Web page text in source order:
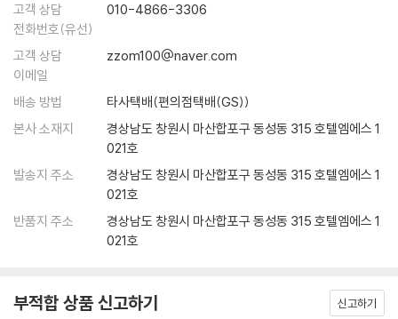
베스트셀러 소설가이자 가장 영향력 있는 사상가 중의 한 명인 움베르토
에코의 『추(醜)의 역사』가 전문 번역가 오숙은의 번역으로 열린책들에서
출간되었다. 전작 『미의 역사』가 "미"의 개념이 어떻게 변화해 왔는지를 규
명하고자 하였다면, 『추의 역사』는 시각 문화와 예술 작품 속의 아름답지
않은 것들, 즉 그로테스크한 것, 괴물 같은 것, 불쾌한 것과 같은 "추"의 개
"마녀", "죽음", "괴물" 등을 다룬 책들은 더러 있었지만, 이러한 것들을 추
축한 것은 사실상 첫 번째 시도가 아닐까 한다.
『추의 역사』는 전작인 『미의 역사』와 비교했을 때, 고대부터 현대까지 서
구의 미술 작품과 다양한 텍스트를 병치하는 체제 및 편집상의 공통점이
있지만, 책에 실린 수많은 추의 이미지가 우리가 흔히 접할 수 없는 작품들
온 역사를 이야기하기 때문에 전작에 비해 다루는 대상은 더욱 광범위하
다. 추 연구의 토대가 거의 전무한 까닭에 텍스트들은 주로 문학 작품 위주
고객 상담
전화번호(유선)
010-4866-3306
고객 상담
이메일
zzom100@naver.com
배송 방법
타사택배(편의점택배(GS))
본사 소재지
경상남도 창원시 마산합포구 동성동 315 호텔엠에스 1
021호
발송지 주소
경상남도 창원시 마산합포구 동성동 315 호텔엠에스 1
021호
반품지 주소
경상남도 창원시 마산합포구 동성동 315 호텔엠에스 1
021호
부적합 상품 신고하기 신고하기